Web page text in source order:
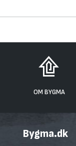
OM BYGMA
Bygma.dk